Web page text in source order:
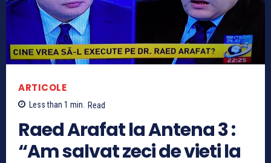
ARTICOLE
Less than 1 min. Read
Raed Arafat la Antena 3 :
“Am salvat zeci de vieti la